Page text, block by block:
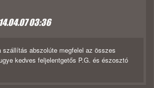
03:36
szállítás abszolúte megfelel az összes
kedves feljelentgetős P.G. és észosztó